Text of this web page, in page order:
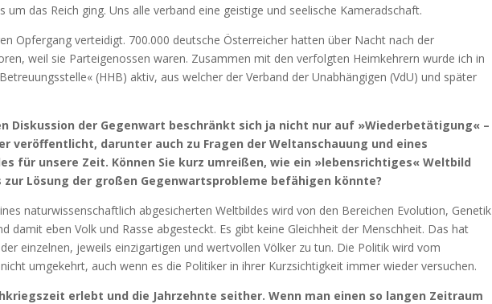
um das Reich ging. Uns alle verband eine geistige und seelische Kameradschaft.
Opfergang verteidigt. 700.000 deutsche Österreicher hatten über Nacht nach der
weil sie Parteigenossen waren. Zusammen mit den verfolgten Heimkehrern wurde ich in
(HHB) aktiv, aus welcher der Verband der Unabhängigen (VdU) und später
Diskussion der Gegenwart beschränkt sich ja nicht nur auf »Wiederbetätigung« –
veröffentlicht, darunter auch zu Fragen der Weltanschauung und eines
für unsere Zeit. Können Sie kurz umreißen, wie ein »lebensrichtiges« Weltbild
zur Lösung der großen Gegenwartsprobleme befähigen könnte?
naturwissenschaftlich abgesicherten Weltbildes wird von den Bereichen Evolution, Genetik
damit eben Volk und Rasse abgesteckt. Es gibt keine Gleichheit der Menschheit. Das hat
einzelnen, jeweils einzigartigen und wertvollen Völker zu tun. Die Politik wird vom
umgekehrt, auch wenn es die Politiker in ihrer Kurzsichtigkeit immer wieder versuchen.
erlebt und die Jahrzehnte seither. Wenn man einen so langen Zeitraum